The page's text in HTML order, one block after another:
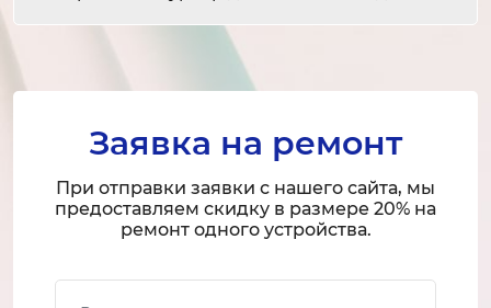
Замена Bluetooth-модуля
Ремонт Bluetooth-модуля
2-3 часа
от 3 000 ₽
Заявка на ремонт
При отправки заявки с нашего сайта, мы
предоставляем скидку в размере 20% на
ремонт одного устройства.
Ваше имя